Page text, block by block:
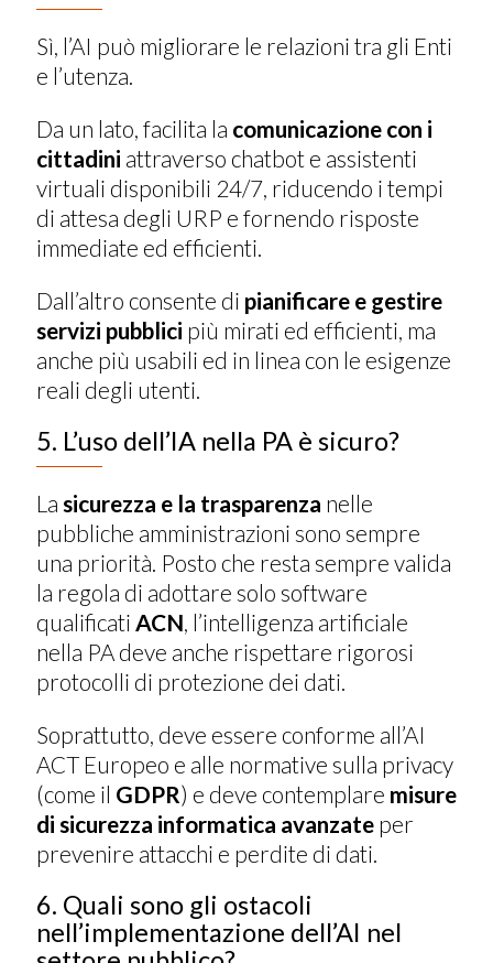
Sì, l’AI può migliorare le relazioni tra gli Enti
e l’utenza.
Da un lato, facilita la comunicazione con i
cittadini attraverso chatbot e assistenti
virtuali disponibili 24/7, riducendo i tempi
di attesa degli URP e fornendo risposte
immediate ed efficienti.
Dall’altro consente di pianificare e gestire
servizi pubblici più mirati ed efficienti, ma
anche più usabili ed in linea con le esigenze
reali degli utenti.
5. L’uso dell’IA nella PA è sicuro?
La sicurezza e la trasparenza nelle
pubbliche amministrazioni sono sempre
una priorità. Posto che resta sempre valida
la regola di adottare solo software
qualificati ACN, l’intelligenza artificiale
nella PA deve anche rispettare rigorosi
protocolli di protezione dei dati.
Soprattutto, deve essere conforme all’AI
ACT Europeo e alle normative sulla privacy
(come il GDPR) e deve contemplare misure
di sicurezza informatica avanzate per
prevenire attacchi e perdite di dati.
6. Quali sono gli ostacoli
nell’implementazione dell’AI nel